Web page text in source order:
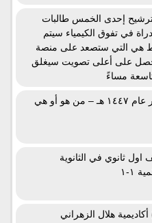
إحدى الخمس طالبات
في تفوق الكيمياء سيتم
هي التي ستصعد على منصة
على أعلى تصويت سيغلق
مساءً
جائزة أبو بندر لعيد فطر عام ١٤٤٧ هـ – من هو أو هي
ثانوي في الثانوية
١-١
هلال الزهراني